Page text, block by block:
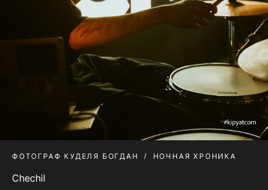
ФОТОГРАФ КУДЕЛЯ БОГДАН НОЧНАЯ ХРОНИКА
Chechil